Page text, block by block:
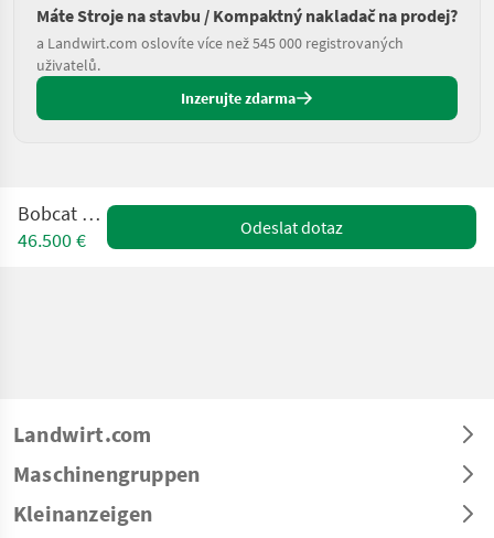
Máte Stroje na stavbu / Kompaktný nakladač na prodej?
a Landwirt.com oslovíte více než 545 000 registrovaných
uživatelů.
Inzerujte zdarma
Bobcat L 28 E
46.500 €
Odeslat dotaz
Landwirt.com
Maschinengruppen
Kleinanzeigen